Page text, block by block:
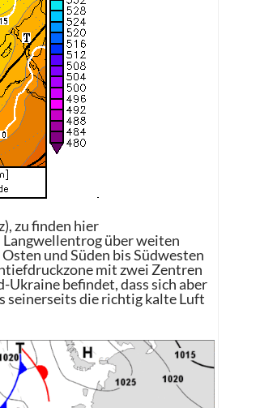
zu finden hier
Langwellentrog über weiten
und Süden bis Südwesten
mit zwei Zentren
befindet, dass sich aber
seinerseits die richtig kalte Luft